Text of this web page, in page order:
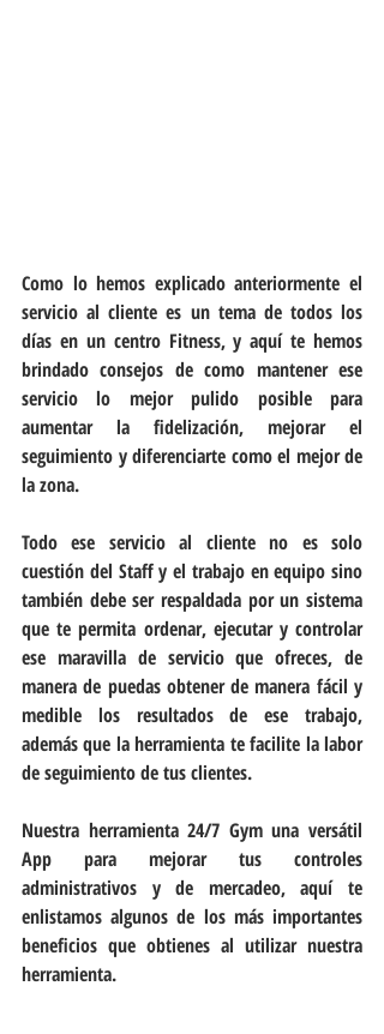
Como lo hemos explicado anteriormente el
servicio al cliente es un tema de todos los
días en un centro Fitness, y aquí te hemos
brindado consejos de como mantener ese
servicio lo mejor pulido posible para
aumentar la fidelización, mejorar el
seguimiento y diferenciarte como el mejor de
la zona.
Todo ese servicio al cliente no es solo
cuestión del Staff y el trabajo en equipo sino
también debe ser respaldada por un sistema
que te permita ordenar, ejecutar y controlar
ese maravilla de servicio que ofreces, de
manera de puedas obtener de manera fácil y
medible los resultados de ese trabajo,
además que la herramienta te facilite la labor
de seguimiento de tus clientes.
Nuestra herramienta 24/7 Gym una versátil
App para mejorar tus controles
administrativos y de mercadeo, aquí te
enlistamos algunos de los más importantes
beneficios que obtienes al utilizar nuestra
herramienta.